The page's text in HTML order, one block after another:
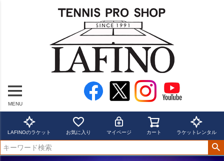
MENU
LAFINOのラケット お気に入り マイページ カート ラケットレンタル